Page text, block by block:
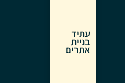
עתיד
בניית
אתרים